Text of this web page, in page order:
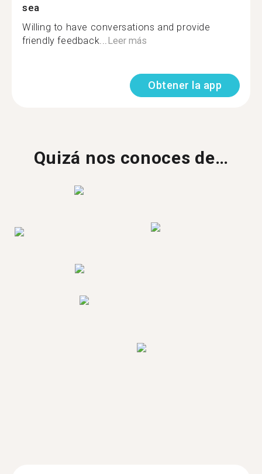
sea
Willing to have conversations and provide
friendly feedback...Leer más
Obtener la app
Quizá nos conoces de…